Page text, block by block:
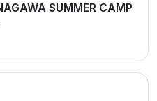
SUMMER CAMP